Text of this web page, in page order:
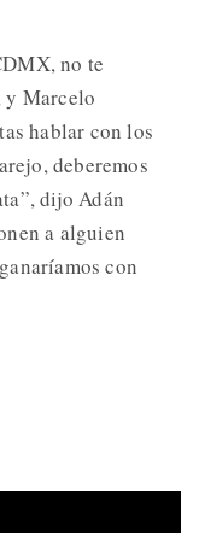
no te
y Marcelo
hablar con los
deberemos
dijo Adán
a alguien
con